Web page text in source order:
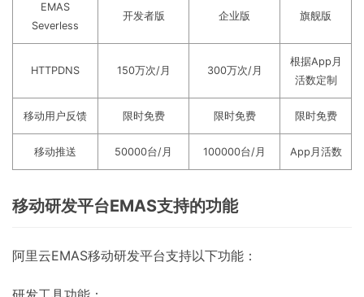
EMAS
Severless
开发者版 企业版 旗舰版
HTTPDNS 150万次/月 300万次/月
根据App月
活数定制
移动用户反馈 限时免费 限时免费 限时免费
移动推送 50000台/月 100000台/月 App月活数
移动研发平台EMAS支持的功能
阿里云EMAS移动研发平台支持以下功能：